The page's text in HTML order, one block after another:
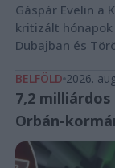
Gáspár Evelin a
kritizált
Dubajban és
BELFÖLD 2026.
7,2
Orbán-